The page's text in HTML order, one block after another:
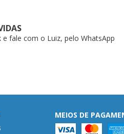
e fale com o Luiz, pelo WhatsApp
MEIOS DE